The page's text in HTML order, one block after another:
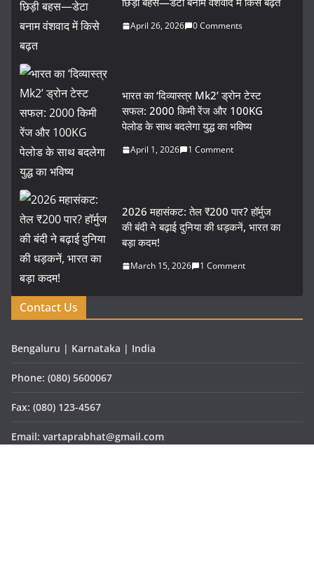
April 26, 2026 0 Comments
भारत का ‘दिव्यास्त्र Mk2’ ड्रोन टेस्ट
सफल: 2000 किमी रेंज और 100KG
पेलोड के साथ बदलेगा युद्ध का भविष्य
April 1, 2026 1 Comment
2026 महासंकट: तेल ₹200 पार? हॉर्मुज
की बंदी ने बढ़ाई दुनिया की धड़कनें, भारत का
बड़ा कदम!
March 15, 2026 1 Comment
Contact Us
Bengaluru | Karnataka | India
Phone: (080) 5600067
Fax: (080) 123-4567
Email: vartaprabhat@gmail.com